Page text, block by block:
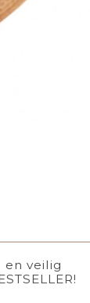
en veilig